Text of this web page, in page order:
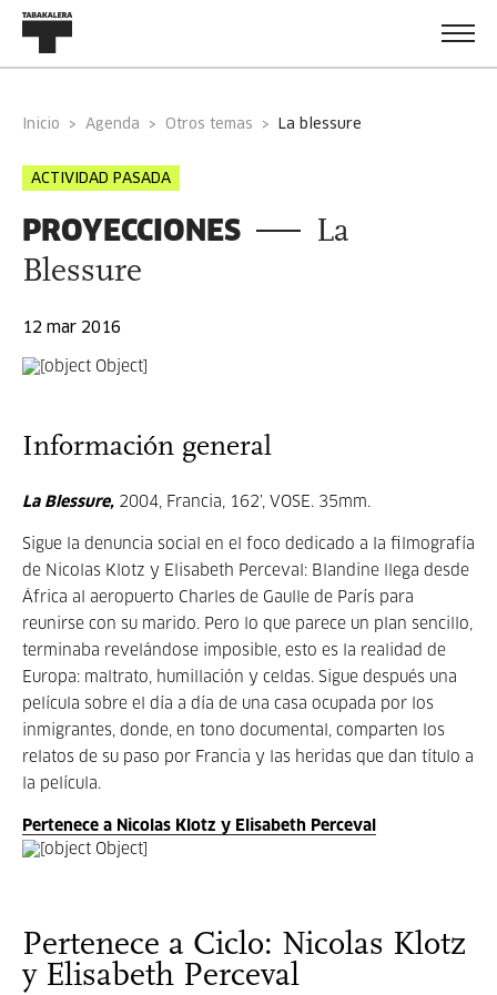
Inicio Agenda Otros temas la blessure
ACTIVIDAD PASADA
PROYECCIONES
La
Blessure
12 mar 2016
Información general
La Blessure, 2004, Francia, 162’, VOSE. 35mm.
Sigue la denuncia social en el foco dedicado a la filmografía
de Nicolas Klotz y Elisabeth Perceval: Blandine llega desde
África al aeropuerto Charles de Gaulle de París para
reunirse con su marido. Pero lo que parece un plan sencillo,
terminaba revelándose imposible, esto es la realidad de
Europa: maltrato, humillación y celdas. Sigue después una
película sobre el día a día de una casa ocupada por los
inmigrantes, donde, en tono documental, comparten los
relatos de su paso por Francia y las heridas que dan título a
la película.
Pertenece a Nicolas Klotz y Elisabeth Perceval
Pertenece a Ciclo: Nicolas Klotz
y Elisabeth Perceval